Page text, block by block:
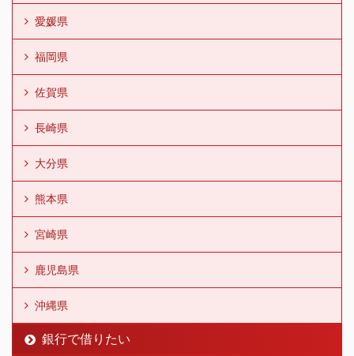
愛媛県
福岡県
佐賀県
長崎県
大分県
熊本県
宮崎県
鹿児島県
沖縄県
銀行で借りたい